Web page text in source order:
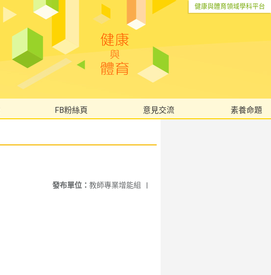
健康與體育領域學科平台
FB粉絲頁 意見交流 素養命題
發布單位： 教師專業增能組 |